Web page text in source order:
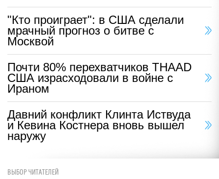
"Кто проиграет": в США сделали
мрачный прогноз о битве с
Москвой
Почти 80% перехватчиков THAAD
США израсходовали в войне с
Ираном
Давний конфликт Клинта Иствуда
и Кевина Костнера вновь вышел
наружу
ВЫБОР ЧИТАТЕЛЕЙ